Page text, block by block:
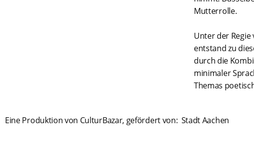
Mutterrolle.
Unter der
entstand zu
durch die
minimaler
Themas
Eine Produktion von CulturBazar, gefördert von: Stadt Aachen